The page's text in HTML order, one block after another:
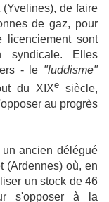
de faire
de gaz, pour
licenciement sont
syndicale. Elles
- le "luddisme"
du XIXe siècle,
au progrès
ancien délégué
(Ardennes) où, en
un stock de 46
s'opposer à la